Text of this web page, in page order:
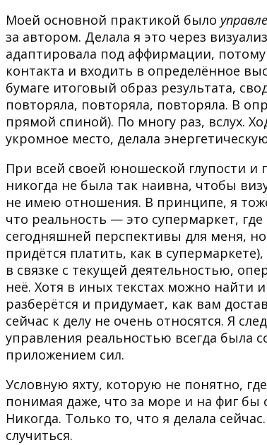
Моей основной практикой было
за автором. Делала я это через
адаптировала под аффирмации, потому
контакта и входить в определённое
бумаге итоговый образ результата,
повторяла, повторяла, повторяла. В
прямой спиной). По многу раз, вслух.
укромное место, делала
При всей своей юношеской глупости
никогда не была так наивна, чтобы
не имею отношения. В принципе, я
что реальность — это супермаркет,
сегодняшней перспективы для меня,
придётся платить, как в
в связке с текущей деятельностью,
неё. Хотя в иных текстах можно найти
разберётся и придумает, как вам
сейчас к делу не очень относятся. Я
управления реальностью всегда была
приложением сил.
Условную яхту, которую не понятно,
понимая даже, что за море и на фиг бы
Никогда. Только то, что я делала
случиться.